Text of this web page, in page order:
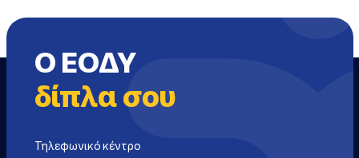
Ο ΕΟΔΥ
δίπλα σου
Τηλεφωνικό κέντρο